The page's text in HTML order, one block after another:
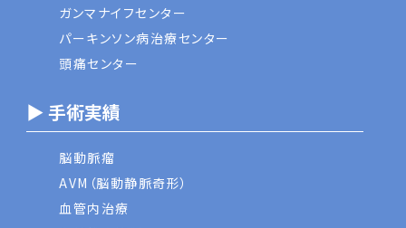
ガンマナイフセンター
パーキンソン病治療センター
頭痛センター
▶ 手術実績
脳動脈瘤
AVM（脳動静脈奇形）
血管内治療